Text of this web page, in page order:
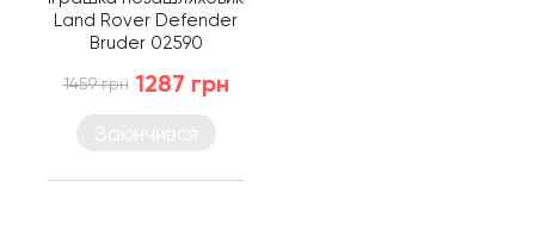
Land Rover Defender
Bruder 02590
1459 грн 1287 грн